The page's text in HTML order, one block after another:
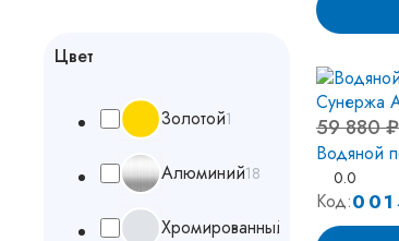
Цвет
3олотой1
Алюминий18
Хромированный
59 880 ₽
Водяной
0.0
Код: